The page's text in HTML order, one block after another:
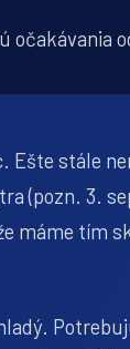
očakávania
Ešte stále
(pozn. 3.
máme tím